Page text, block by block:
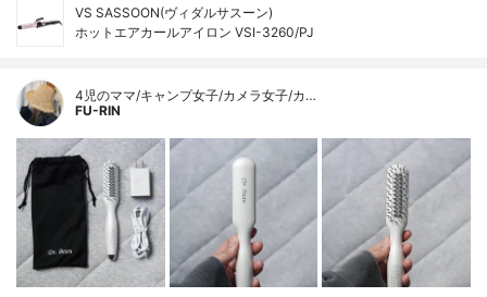
VS SASSOON(ヴィダルサスーン)
ホットエアカールアイロン VSI-3260/PJ
4児のママ/キャンプ女子/カメラ女子/カ…
FU-RIN